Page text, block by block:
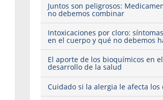
Juntos son peligrosos:
no debemos combinar
Intoxicaciones por cloro:
en el cuerpo y qué no debemos
El aporte de los bioquímicos en el
desarrollo de la salud
Cuidado si la alergia le afecta los